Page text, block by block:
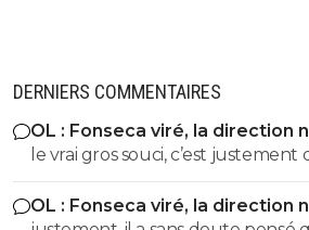
DERNIERS COMMENTAIRES
OL : Fonseca viré, la direction
le vrai gros souci, c’est justement
savoir si il se trompe, ne pas savoir
des biquettes… et comme cela
OL : Fonseca viré, la direction